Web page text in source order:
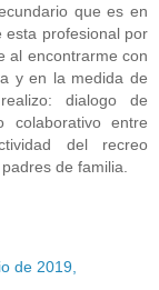
que es en
esta profesional por
al encontrarme con
y en la medida de
dialogo de
colaborativo entre
del recreo
de familia.
de 2019,